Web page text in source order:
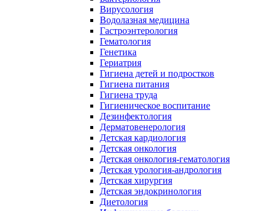
Вирусология
Водолазная медицина
Гастроэнтерология
Гематология
Генетика
Гериатрия
Гигиена детей и подростков
Гигиена питания
Гигиена труда
Гигиеническое воспитание
Дезинфектология
Дерматовенерология
Детская кардиология
Детская онкология
Детская онкология-гематология
Детская урология-андрология
Детская хирургия
Детская эндокринология
Диетология